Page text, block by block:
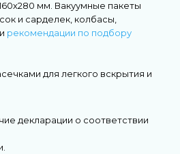
мм. Вакуумные пакеты
и сарделек, колбасы,
рекомендации по подбору
для легкого вскрытия и
декларации о соответствии